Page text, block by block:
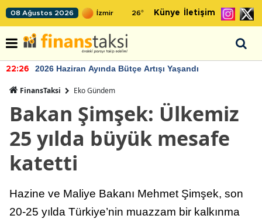
08 Ağustos 2026 26° Künye İletişim
22:26 2026 Haziran Ayında Bütçe Artışı Yaşandı
FinansTaksi Eko Gündem
Bakan Şimşek: Ülkemiz
25 yılda büyük mesafe
katetti
Hazine ve Maliye Bakanı Mehmet Şimşek, son
20-25 yılda Türkiye’nin muazzam bir kalkınma